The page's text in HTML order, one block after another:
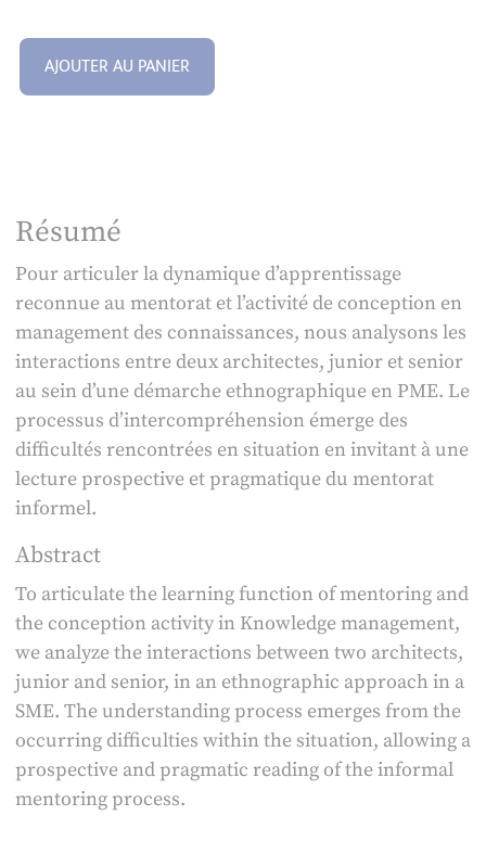
AJOUTER AU PANIER
Résumé
Pour articuler la dynamique d’apprentissage
reconnue au mentorat et l’activité de conception en
management des connaissances, nous analysons les
interactions entre deux architectes, junior et senior
au sein d’une démarche ethnographique en PME. Le
processus d’intercompréhension émerge des
difficultés rencontrées en situation en invitant à une
lecture prospective et pragmatique du mentorat
informel.
Abstract
To articulate the learning function of mentoring and
the conception activity in Knowledge management,
we analyze the interactions between two architects,
junior and senior, in an ethnographic approach in a
SME. The understanding process emerges from the
occurring difficulties within the situation, allowing a
prospective and pragmatic reading of the informal
mentoring process.